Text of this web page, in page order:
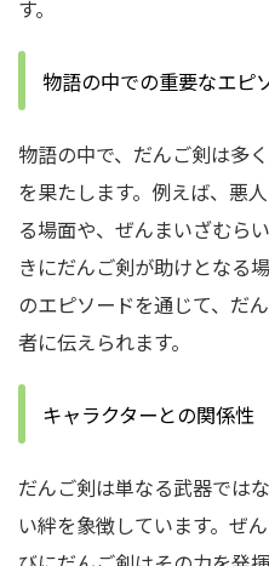
す。
物語の中での重要なエピ
物語の中で、だんご剣は多
を果たします。 例えば、悪
る場面や、ぜんまいざむら
きにだんご剣が助けとなる
のエピソードを通じて、だ
者に伝えられます。
キャラクターとの関係性
だんご剣は単なる武器では
い絆を象徴しています。 ぜ